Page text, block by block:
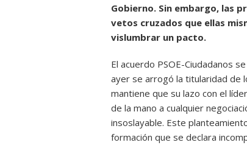
Gobierno. Sin embargo, las
vetos cruzados que ellas
vislumbrar un pacto.
El acuerdo PSOE-Ciudadanos
ayer se arrogó la titularidad de
mantiene que su lazo con el
de la mano a cualquier
insoslayable. Este
formación que se declara